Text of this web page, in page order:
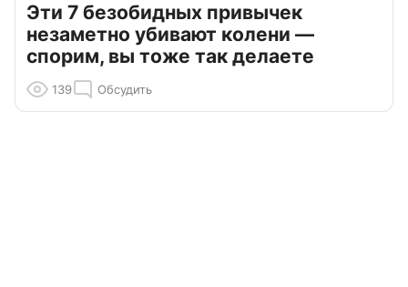
Эти 7 безобидных привычек
незаметно убивают колени —
спорим, вы тоже так делаете
139 Обсудить